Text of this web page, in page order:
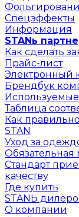
Спецэффекты
Информация
STANь
Как сделать
Прайс-лист
Электронный
Брендбук
Таблица
Как
STAN
Уход за
Обязательная
Стандарт
качеству
Где купить
STANЬ
О компании